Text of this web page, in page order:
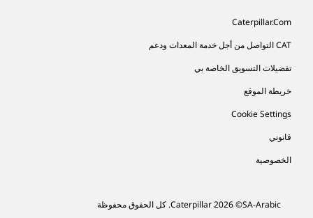
Caterpillar.com
CAT التواصل من أجل خدمة المعدات ودعم
تفضيلات التسويق الخاصة بي
خريطة الموقع
Cookie Settings
قانوني
الخصوصية
SA-Arabic© 2026 Caterpillar. كل الحقوق محفوظة